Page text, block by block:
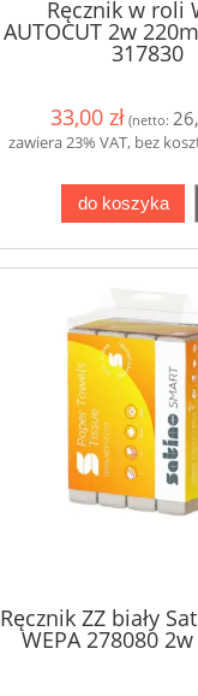
piekarników
do koszyka
Ręcznik w roli
AUTOCUT 2w
317830
33,00 zł (netto:
zawiera 23% VAT, bez
do koszyka
Ręcznik ZZ biały
WEPA 278080